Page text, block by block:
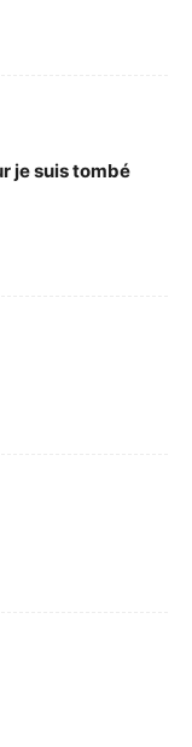
je suis tombé